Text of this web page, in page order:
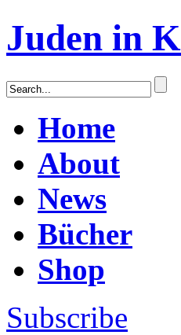
Juden in
Home
About
News
Bücher
Shop
Subscribe